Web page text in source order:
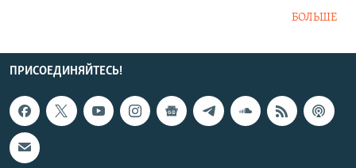
БОЛЬШЕ
ПРИСОЕДИНЯЙТЕСЬ!